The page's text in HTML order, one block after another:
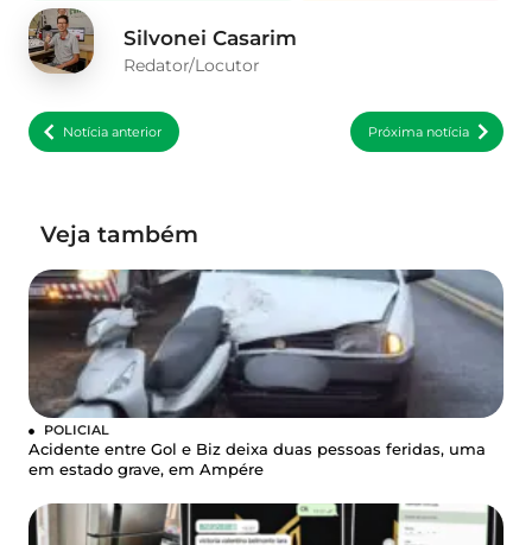
Silvonei Casarim
Redator/Locutor
Notícia anterior Próxima notícia
Veja também
POLICIAL
Acidente entre Gol e Biz deixa duas pessoas feridas, uma
em estado grave, em Ampére